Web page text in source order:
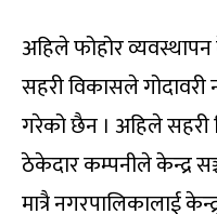
अहिले फोहोर
सहरी विकासले
गरेको छैन । अहिले सहरी
ठेकेदार कम्पनीले केन्द्र
मात्रै नगरपालिकालाई